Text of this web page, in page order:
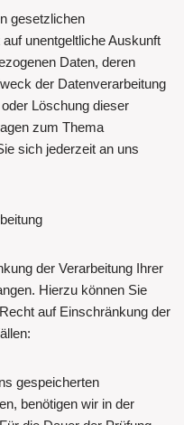
gesetzlichen
unentgeltliche Auskunft
Daten, deren
der Datenverarbeitung
Löschung dieser
zum Thema
sich jederzeit an uns
der Verarbeitung Ihrer
Hierzu können Sie
auf Einschränkung der
gespeicherten
benötigen wir in der